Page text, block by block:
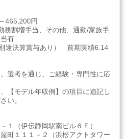
465,200円
務割増手当、その他、通勤/家族手
有
途決算賞与あり） 前期実績6.14
選考を通じ、ご経験・専門性に応
【モデル年収例】の項目に追記し
い。
１（伊伝静岡駅南ビル６Ｆ）
町１１１－２（浜松アクトタワー